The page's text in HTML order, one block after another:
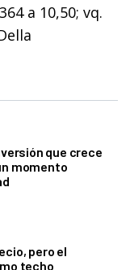
a 10,50; vq.
que crece
momento
pero el
techo